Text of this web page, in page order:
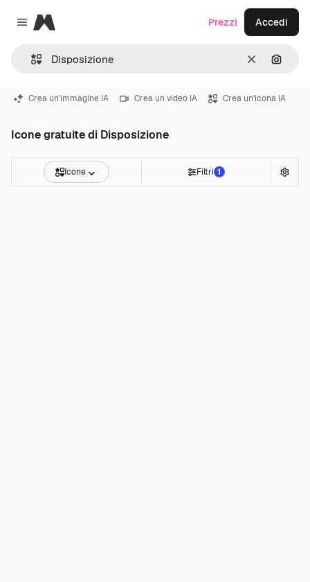
Close menu
Magnific
CancellaCerca
Prezzi Accedi
Crea un'immagine IA Crea un video IA Crea un'icona IA
Icone gratuite di Disposizione
Icone Filtri 1